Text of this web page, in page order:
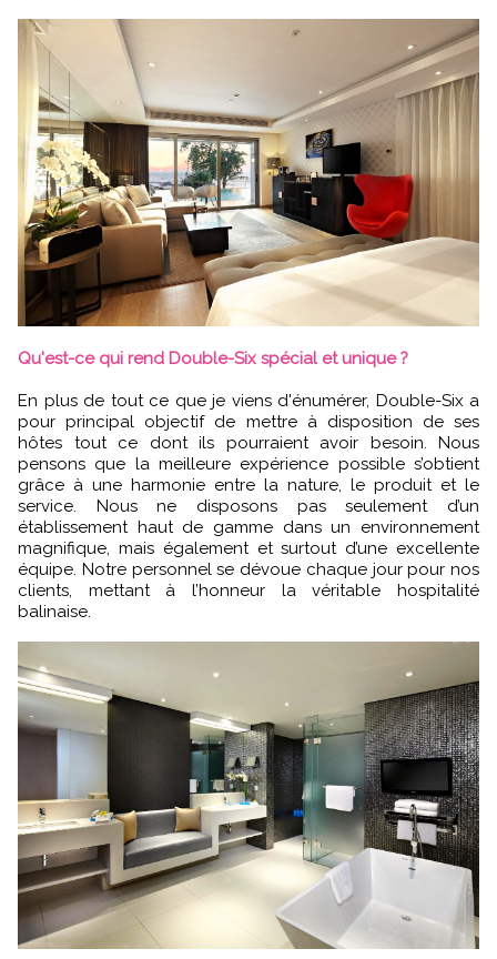
Qu'est-ce qui rend Double-Six spécial et unique ?
En plus de tout ce que je viens d'énumérer, Double-Six a
pour principal objectif de mettre à disposition de ses
hôtes tout ce dont ils pourraient avoir besoin. Nous
pensons que la meilleure expérience possible s’obtient
grâce à une harmonie entre la nature, le produit et le
service. Nous ne disposons pas seulement d’un
établissement haut de gamme dans un environnement
magnifique, mais également et surtout d’une excellente
équipe. Notre personnel se dévoue chaque jour pour nos
clients, mettant à l’honneur la véritable hospitalité
balinaise.